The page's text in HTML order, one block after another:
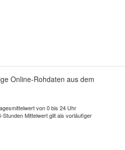
Online-Rohdaten aus dem
von 0 bis 24 Uhr
Mittelwert gilt als vorläufiger